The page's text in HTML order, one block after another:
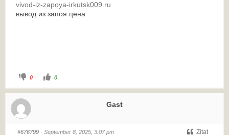
vivod-iz-zapoya-irkutsk009.ru
вывод из запоя цена
0 0
Gast
#676799 · September 8, 2025, 3:07 pm Zitat